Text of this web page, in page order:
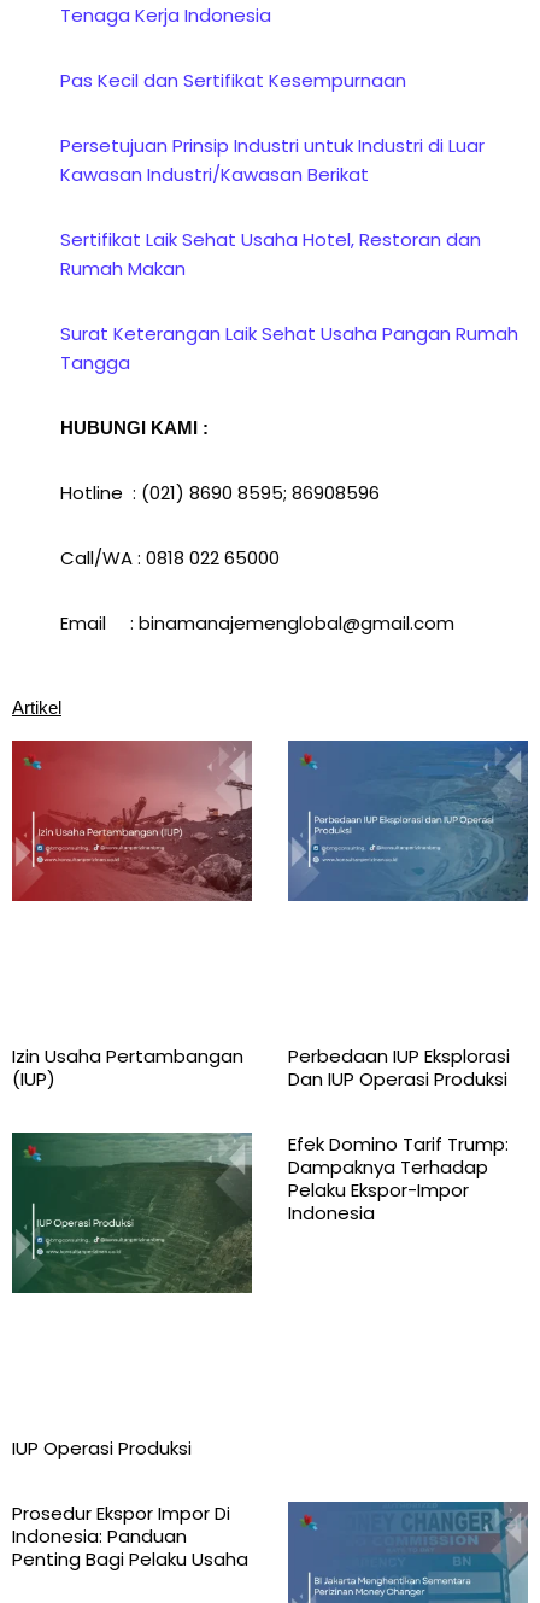
Tenaga Kerja Indonesia
Pas Kecil dan Sertifikat Kesempurnaan
Persetujuan Prinsip Industri untuk Industri di Luar
Kawasan Industri/Kawasan Berikat
Sertifikat Laik Sehat Usaha Hotel, Restoran dan
Rumah Makan
Surat Keterangan Laik Sehat Usaha Pangan Rumah
Tangga
HUBUNGI KAMI :
Hotline : (021) 8690 8595; 86908596
Call/WA : 0818 022 65000
Email : binamanajemenglobal@gmail.com
Artikel
Izin Usaha Pertambangan
(IUP)
Perbedaan IUP Eksplorasi
Dan IUP Operasi Produksi
IUP Operasi Produksi
Efek Domino Tarif Trump:
Dampaknya Terhadap
Pelaku Ekspor-Impor
Indonesia
Prosedur Ekspor Impor Di
Indonesia: Panduan
Penting Bagi Pelaku Usaha